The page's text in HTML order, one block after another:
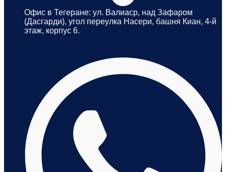
Офис в Тегеране: ул. Валиаср, над Зафаром
(Дасгарди), угол переулка Насери, башня Киан, 4-й
этаж, корпус 6.